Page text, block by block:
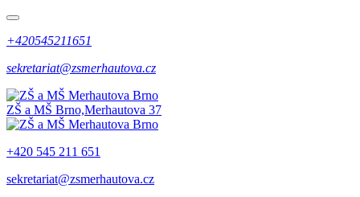
+420545211651
sekretariat@zsmerhautova.cz
ZŠ a MŠ Brno,Merhautova 37
+420 545 211 651
sekretariat@zsmerhautova.cz